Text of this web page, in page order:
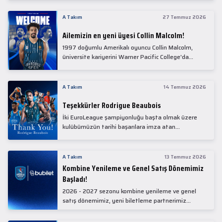
kontrollerinden geçti.
A Takım 27 Temmuz 2026
Ailemizin en yeni üyesi Collin Malcolm!
1997 doğumlu Amerikalı oyuncu Collin Malcolm,
üniversite kariyerini Warner Pacific College'da
A Takım 14 Temmuz 2026
Teşekkürler Rodrigue Beaubois
İki EuroLeague şampiyonluğu başta olmak üzere
kulübümüzün tarihi başarılara imza atan
emekler için teşekkür ederiz.
A Takım 13 Temmuz 2026
Kombine Yenileme ve Genel Satış Dönemimiz
Başladı!
2026 - 2027 sezonu kombine yenileme ve genel
satış dönemimiz, yeni biletleme partnerimiz
Bubilet'te başladı.